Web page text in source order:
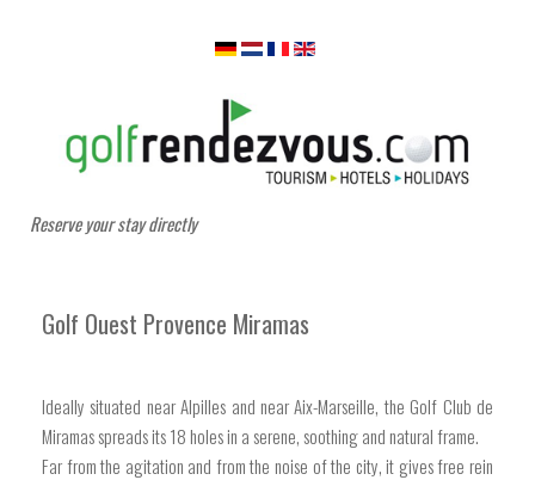
Reserve your stay directly
Golf Ouest Provence Miramas
Ideally situated near Alpilles and near Aix-Marseille, the Golf Club de
Miramas spreads its 18 holes in a serene, soothing and natural frame.
Far from the agitation and from the noise of the city, it gives free rein